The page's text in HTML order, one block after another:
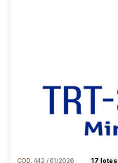
COD. 442 / 61/2026 17 lotes